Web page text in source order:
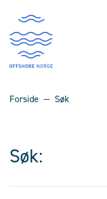
Forside Søk
Søk: